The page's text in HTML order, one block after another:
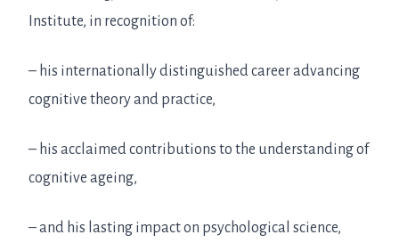
Institute, in recognition of:
– his internationally distinguished career advancing
cognitive theory and practice,
– his acclaimed contributions to the understanding of
cognitive ageing,
– and his lasting impact on psychological science,